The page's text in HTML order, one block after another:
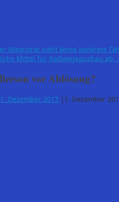
Magistrat sieht keine konkrete
Mittel für Radwegeausbau ab.
vor Ablösung?
1. Dezember 2017 | 1. Dezember